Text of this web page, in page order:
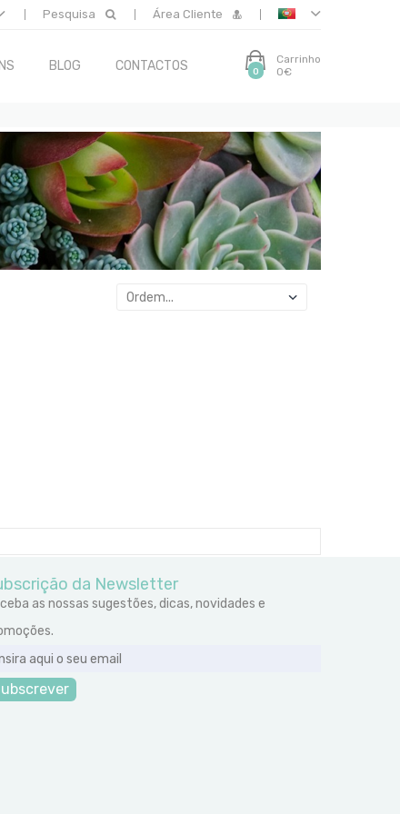
Pesquisa Área Cliente
BLOG CONTACTOS 0
Carrinho
0€
da Newsletter
as nossas sugestões, dicas, novidades e